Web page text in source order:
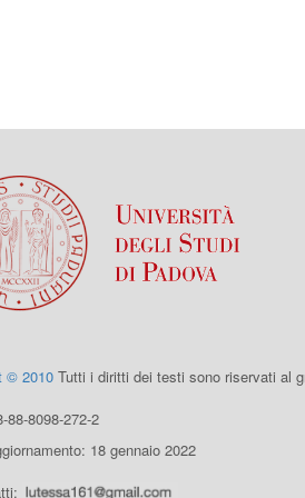
© 2010 Tutti i diritti dei testi sono riservati al
88-8098-272-2
18 gennaio 2022